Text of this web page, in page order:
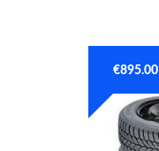
€895.00